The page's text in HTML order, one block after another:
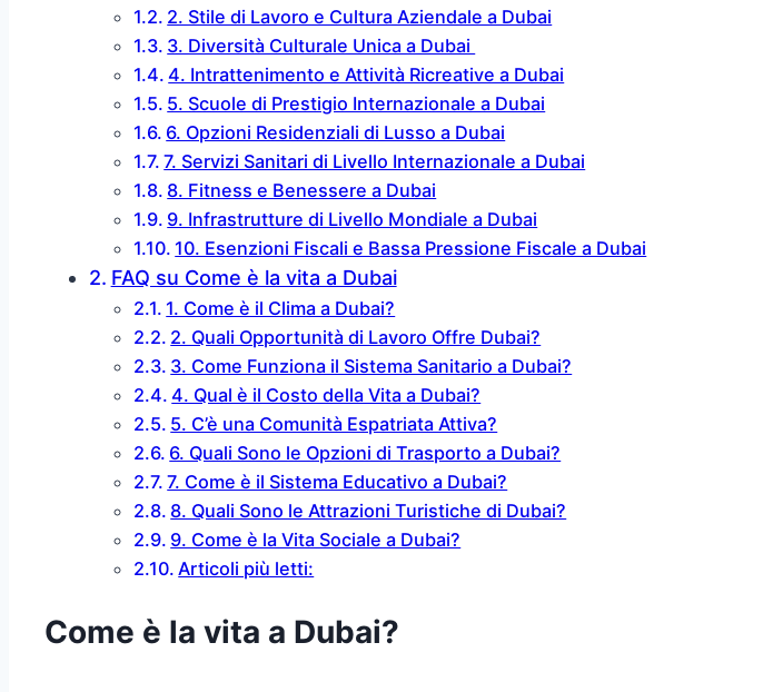
2. Stile di Lavoro e Cultura Aziendale a Dubai
3. Diversità Culturale Unica a Dubai
4. Intrattenimento e Attività Ricreative a Dubai
5. Scuole di Prestigio Internazionale a Dubai
6. Opzioni Residenziali di Lusso a Dubai
7. Servizi Sanitari di Livello Internazionale a Dubai
8. Fitness e Benessere a Dubai
9. Infrastrutture di Livello Mondiale a Dubai
10. Esenzioni Fiscali e Bassa Pressione Fiscale a Dubai
FAQ su Come è la vita a Dubai
1. Come è il Clima a Dubai?
2. Quali Opportunità di Lavoro Offre Dubai?
3. Come Funziona il Sistema Sanitario a Dubai?
4. Qual è il Costo della Vita a Dubai?
5. C’è una Comunità Espatriata Attiva?
6. Quali Sono le Opzioni di Trasporto a Dubai?
7. Come è il Sistema Educativo a Dubai?
8. Quali Sono le Attrazioni Turistiche di Dubai?
9. Come è la Vita Sociale a Dubai?
Articoli più letti:
Come è la vita a Dubai?